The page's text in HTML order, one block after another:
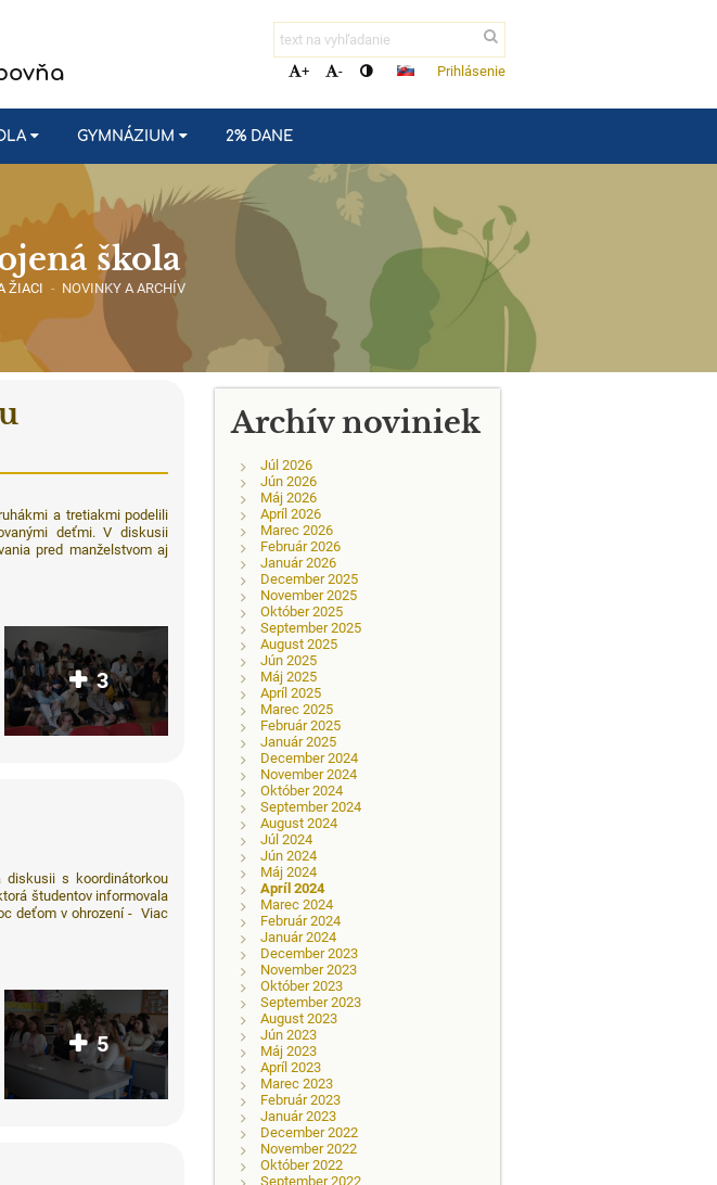
+ - Prihlásenie
GYMNÁZIUM 2% DANE
škola
ŽIACI - NOVINKY A ARCHÍV
a tretiakmi podelili
deťmi. V diskusii
pred manželstvom aj
3
s koordinátorkou
študentov informovala
deťom v ohrození - Viac
5
Archív noviniek
Júl 2026
Jún 2026
Máj 2026
Apríl 2026
Marec 2026
Február 2026
Január 2026
December 2025
November 2025
Október 2025
September 2025
August 2025
Jún 2025
Máj 2025
Apríl 2025
Marec 2025
Február 2025
Január 2025
December 2024
November 2024
Október 2024
September 2024
August 2024
Júl 2024
Jún 2024
Máj 2024
Apríl 2024
Marec 2024
Február 2024
Január 2024
December 2023
November 2023
Október 2023
September 2023
August 2023
Jún 2023
Máj 2023
Apríl 2023
Marec 2023
Február 2023
Január 2023
December 2022
November 2022
Október 2022
September 2022